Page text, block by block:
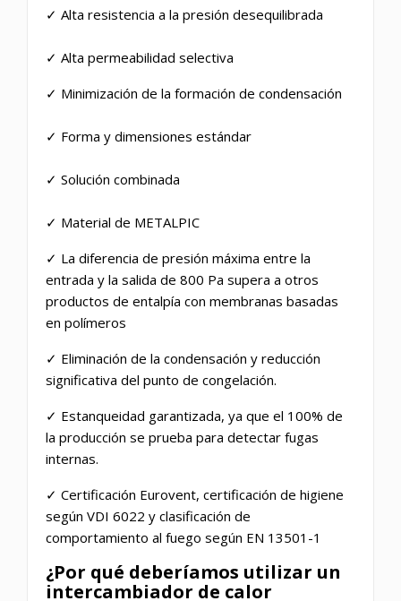
✓ Alta resistencia a la presión desequilibrada
✓ Alta permeabilidad selectiva
✓ Minimización de la formación de condensación
✓ Forma y dimensiones estándar
✓ Solución combinada
✓ Material de METALPIC
✓ La diferencia de presión máxima entre la
entrada y la salida de 800 Pa supera a otros
productos de entalpía con membranas basadas
en polímeros
✓ Eliminación de la condensación y reducción
significativa del punto de congelación.
✓ Estanqueidad garantizada, ya que el 100% de
la producción se prueba para detectar fugas
internas.
✓ Certificación Eurovent, certificación de higiene
según VDI 6022 y clasificación de
comportamiento al fuego según EN 13501-1
¿Por qué deberíamos utilizar un
intercambiador de calor